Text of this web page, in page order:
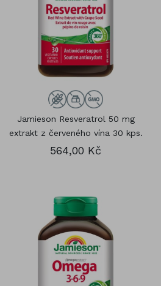
Jamieson Resveratrol 50 mg
extrakt z červeného vína 30 kps.
564,00 Kč